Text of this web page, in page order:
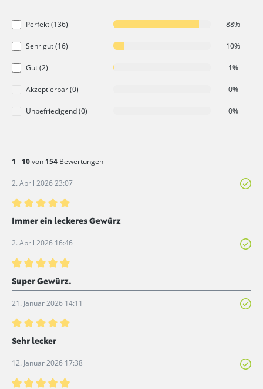
Perfekt (136) 88%
Sehr gut (16) 10%
Gut (2) 1%
Akzeptierbar (0) 0%
Unbefriedigend (0) 0%
1 - 10von 154 Bewertungen
2. April 2026 23:07
Bewertung mit 5 von 5 Sternen
Immer ein leckeres Gewürz
2. April 2026 16:46
Bewertung mit 5 von 5 Sternen
Super Gewürz.
21. Januar 2026 14:11
Bewertung mit 5 von 5 Sternen
Sehr lecker
12. Januar 2026 17:38